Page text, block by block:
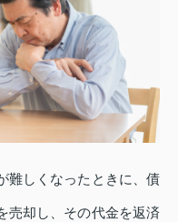
難しくなったときに、債
売却し、その代金を返済